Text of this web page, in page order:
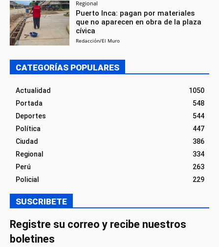
Regional
Puerto Inca: pagan por materiales
que no aparecen en obra de la plaza
cívica
Redacción/El Muro
CATEGORÍAS POPULARES
Actualidad
1050
Portada
548
Deportes
544
Política
447
Ciudad
386
Regional
334
Perú
263
Policial
229
SUSCRIBETE
Registre su correo y recibe nuestros
boletines